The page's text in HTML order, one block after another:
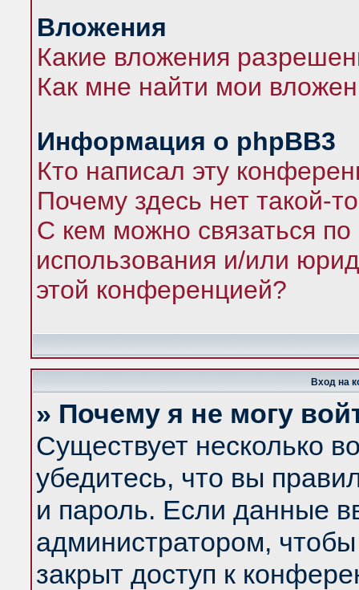
Вложения
Какие вложения
Как мне найти мои
Информация о phpBB3
Кто написал эту
Почему здесь нет такой-
С кем можно связаться по
использования и/или
этой конференцией?
Вход на
» Почему я не могу
Существует несколько
убедитесь, что вы
и пароль. Если данные
администратором,
закрыт доступ к